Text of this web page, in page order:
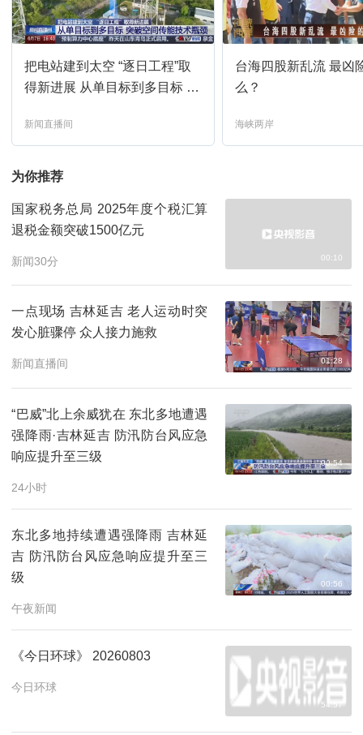
15:00 24小时 预约
16:00
17:00 新闻直播间
17:21
17:37 法治在线 预约
18:00 新闻直播间 预约
18:33 新闻1+1 预约
把电站建到太空 “逐日工程”取
得新进展 从单目标到多目标 突
新闻直播间
台海四股新乱流 最凶
么？
海峡两岸
为你推荐
国家税务总局 2025年度个税汇算
退税金额突破1500亿元
新闻30分 00:10
一点现场 吉林延吉 老人运动时突
发心脏骤停 众人接力施救
新闻直播间 01:28
“巴威”北上余威犹在 东北多地遭遇
强降雨·吉林延吉 防汛防台风应急
响应提升至三级
24小时
00:54
东北多地持续遭遇强降雨 吉林延
吉 防汛防台风应急响应提升至三
级
午夜新闻
00:56
《今日环球》 20260803
今日环球
54:57